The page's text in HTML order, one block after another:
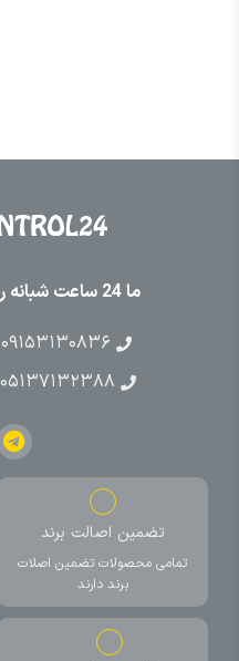
ما 24 ساعت شبانه روز در کنار شما هستیم
۰۹۱۵۳۱۳۰۸۳۶
۰۵۱۳۷۱۳۲۳۸۸
تضمین اصالت برند
تمامی محصولات تضمین اصلات
برند دارند